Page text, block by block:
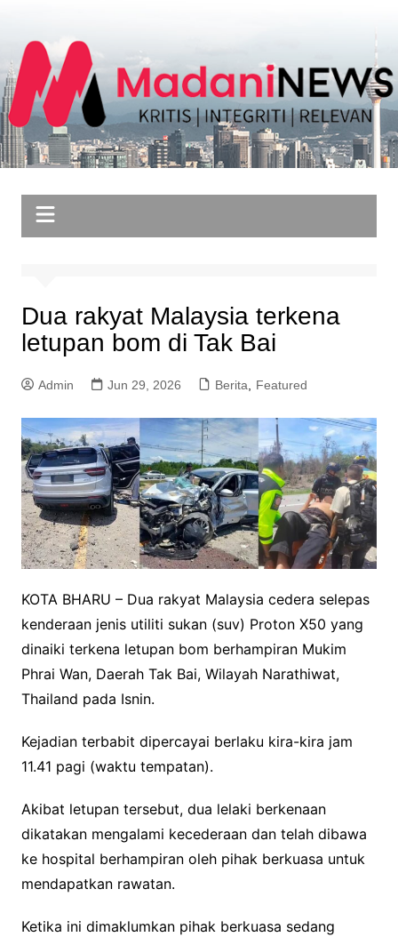
content
Dua rakyat Malaysia terkena
letupan bom di Tak Bai
Admin Jun 29, 2026 Berita, Featured
KOTA BHARU – Dua rakyat Malaysia cedera selepas
kenderaan jenis utiliti sukan (suv) Proton X50 yang
dinaiki terkena letupan bom berhampiran Mukim
Phrai Wan, Daerah Tak Bai, Wilayah Narathiwat,
Thailand pada Isnin.
Kejadian terbabit dipercayai berlaku kira-kira jam
11.41 pagi (waktu tempatan).
Akibat letupan tersebut, dua lelaki berkenaan
dikatakan mengalami kecederaan dan telah dibawa
ke hospital berhampiran oleh pihak berkuasa untuk
mendapatkan rawatan.
Ketika ini dimaklumkan pihak berkuasa sedang